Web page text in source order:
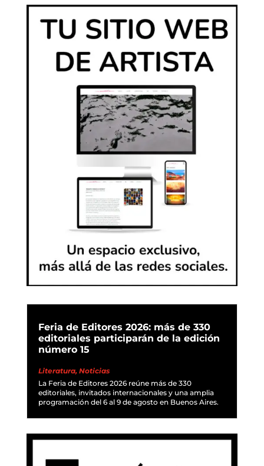
Feria de Editores 2026: más de 330
editoriales participarán de la edición
número 15
Literatura, Noticias
La Feria de Editores 2026 reúne más de 330
editoriales, invitados internacionales y una amplia
programación del 6 al 9 de agosto en Buenos Aires.